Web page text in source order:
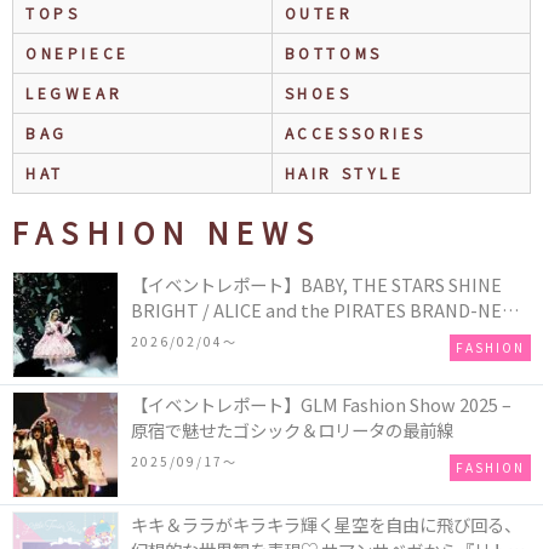
TOPS
OUTER
ONEPIECE
BOTTOMS
LEGWEAR
SHOES
BAG
ACCESSORIES
HAT
HAIR STYLE
FASHION NEWS
【イベントレポート】BABY, THE STARS SHINE
BRIGHT / ALICE and the PIRATES BRAND-NEW
COLLECTION in TOKYO
2026/02/04〜 FASHION
【イベントレポート】GLM Fashion Show 2025 –
原宿で魅せたゴシック＆ロリータの最前線
2025/09/17〜 FASHION
キキ＆ララがキラキラ輝く星空を自由に飛び回る、